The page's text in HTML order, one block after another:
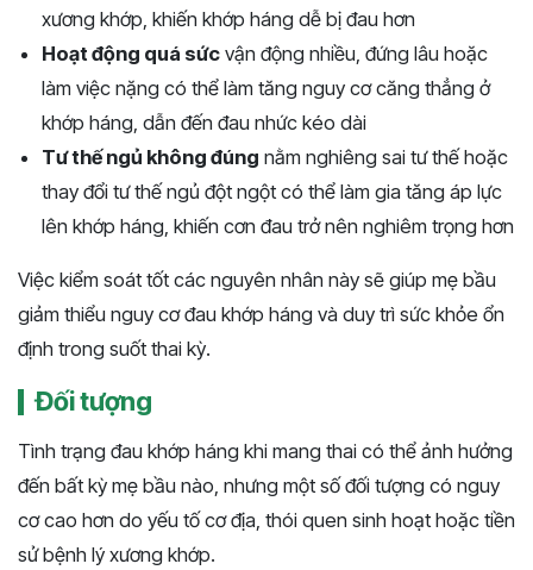
xương khớp, khiến khớp háng dễ bị đau hơn
Hoạt động quá sức vận động nhiều, đứng lâu hoặc
làm việc nặng có thể làm tăng nguy cơ căng thẳng ở
khớp háng, dẫn đến đau nhức kéo dài
Tư thế ngủ không đúng nằm nghiêng sai tư thế hoặc
thay đổi tư thế ngủ đột ngột có thể làm gia tăng áp lực
lên khớp háng, khiến cơn đau trở nên nghiêm trọng hơn
Việc kiểm soát tốt các nguyên nhân này sẽ giúp mẹ bầu
giảm thiểu nguy cơ đau khớp háng và duy trì sức khỏe ổn
định trong suốt thai kỳ.
Đối tượng
Tình trạng đau khớp háng khi mang thai có thể ảnh hưởng
đến bất kỳ mẹ bầu nào, nhưng một số đối tượng có nguy
cơ cao hơn do yếu tố cơ địa, thói quen sinh hoạt hoặc tiền
sử bệnh lý xương khớp.